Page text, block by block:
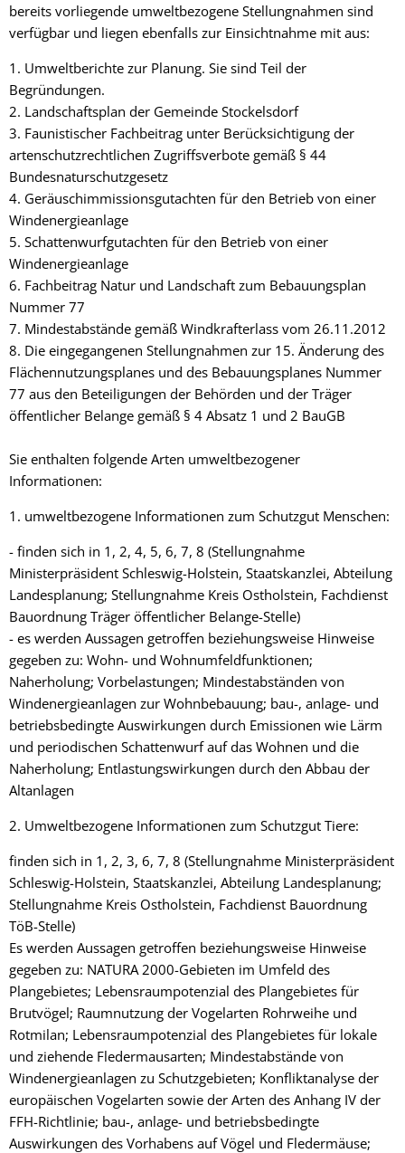
bereits vorliegende umweltbezogene Stellungnahmen sind
verfügbar und liegen ebenfalls zur Einsichtnahme mit aus:
1. Umweltberichte zur Planung. Sie sind Teil der
Begründungen.
2. Landschaftsplan der Gemeinde Stockelsdorf
3. Faunistischer Fachbeitrag unter Berücksichtigung der
artenschutzrechtlichen Zugriffsverbote gemäß § 44
Bundesnaturschutzgesetz
4. Geräuschimmissionsgutachten für den Betrieb von einer
Windenergieanlage
5. Schattenwurfgutachten für den Betrieb von einer
Windenergieanlage
6. Fachbeitrag Natur und Landschaft zum Bebauungsplan
Nummer 77
7. Mindestabstände gemäß Windkrafterlass vom 26.11.2012
8. Die eingegangenen Stellungnahmen zur 15. Änderung des
Flächennutzungsplanes und des Bebauungsplanes Nummer
77 aus den Beteiligungen der Behörden und der Träger
öffentlicher Belange gemäß § 4 Absatz 1 und 2 BauGB
Sie enthalten folgende Arten umweltbezogener
Informationen:
1. umweltbezogene Informationen zum Schutzgut Menschen:
- finden sich in 1, 2, 4, 5, 6, 7, 8 (Stellungnahme
Ministerpräsident Schleswig-Holstein, Staatskanzlei, Abteilung
Landesplanung; Stellungnahme Kreis Ostholstein, Fachdienst
Bauordnung Träger öffentlicher Belange-Stelle)
- es werden Aussagen getroffen beziehungsweise Hinweise
gegeben zu: Wohn- und Wohnumfeldfunktionen;
Naherholung; Vorbelastungen; Mindestabständen von
Windenergieanlagen zur Wohnbebauung; bau-, anlage- und
betriebsbedingte Auswirkungen durch Emissionen wie Lärm
und periodischen Schattenwurf auf das Wohnen und die
Naherholung; Entlastungswirkungen durch den Abbau der
Altanlagen
2. Umweltbezogene Informationen zum Schutzgut Tiere:
finden sich in 1, 2, 3, 6, 7, 8 (Stellungnahme Ministerpräsident
Schleswig-Holstein, Staatskanzlei, Abteilung Landesplanung;
Stellungnahme Kreis Ostholstein, Fachdienst Bauordnung
TöB-Stelle)
Es werden Aussagen getroffen beziehungsweise Hinweise
gegeben zu: NATURA 2000-Gebieten im Umfeld des
Plangebietes; Lebensraumpotenzial des Plangebietes für
Brutvögel; Raumnutzung der Vogelarten Rohrweihe und
Rotmilan; Lebensraumpotenzial des Plangebietes für lokale
und ziehende Fledermausarten; Mindestabstände von
Windenergieanlagen zu Schutzgebieten; Konfliktanalyse der
europäischen Vogelarten sowie der Arten des Anhang IV der
FFH-Richtlinie; bau-, anlage- und betriebsbedingte
Auswirkungen des Vorhabens auf Vögel und Fledermäuse;